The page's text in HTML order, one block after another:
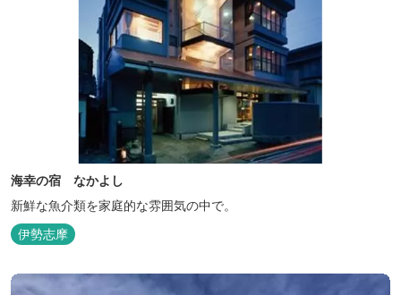
海幸の宿 なかよし
新鮮な魚介類を家庭的な雰囲気の中で。
伊勢志摩